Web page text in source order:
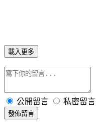
載入更多
公開留言 私密留言
發佈留言